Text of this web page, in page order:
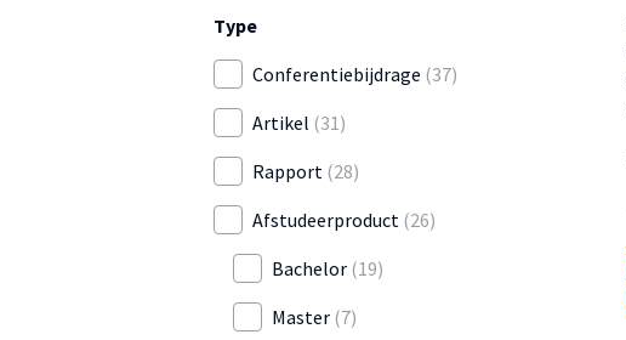
Type
Conferentiebijdrage (37)
Artikel (31)
Rapport (28)
Afstudeerproduct (26)
Bachelor (19)
Master (7)